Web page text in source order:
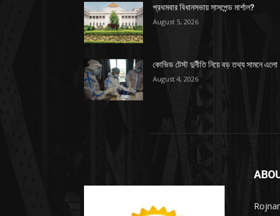
প্রথমবার বিধানসভায় সাসপেন্ড মার্শাল?
August 5, 2026
কোভিড টেস্ট দুর্নীতি নিয়ে বড় তথ্য সামনে এলো
August 4, 2026